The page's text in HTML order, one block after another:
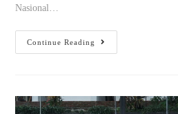
Nasional…
Continue Reading